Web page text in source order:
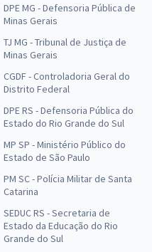
DPE MG - Defensoria Pública de
Minas Gerais
TJ MG - Tribunal de Justiça de
Minas Gerais
CGDF - Controladoria Geral do
Distrito Federal
DPE RS - Defensoria Pública do
Estado do Rio Grande do Sul
MP SP - Ministério Público do
Estado de São Paulo
PM SC - Polícia Militar de Santa
Catarina
SEDUC RS - Secretaria de
Estado da Educação do Rio
Grande do Sul